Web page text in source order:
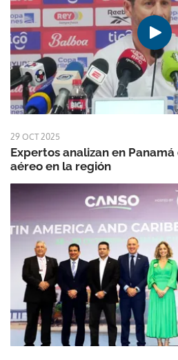
29 OCT 2025
Expertos analizan en
aéreo en la región